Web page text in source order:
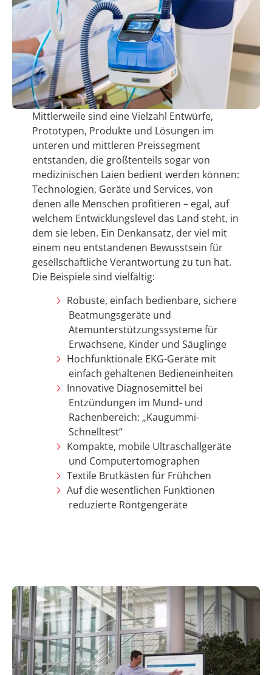
Mittlerweile sind eine Vielzahl Entwürfe,
Prototypen, Produkte und Lösungen im
unteren und mittleren Preissegment
entstanden, die größtenteils sogar von
medizinischen Laien bedient werden können:
Technologien, Geräte und Services, von
denen alle Menschen profitieren – egal, auf
welchem Entwicklungslevel das Land steht, in
dem sie leben. Ein Denkansatz, der viel mit
einem neu entstandenen Bewusstsein für
gesellschaftliche Verantwortung zu tun hat.
Die Beispiele sind vielfältig:
Robuste, einfach bedienbare, sichere
Beatmungsgeräte und
Atemunterstützungssysteme für
Erwachsene, Kinder und Säuglinge
Hochfunktionale EKG-Geräte mit
einfach gehaltenen Bedieneinheiten
Innovative Diagnosemittel bei
Entzündungen im Mund- und
Rachenbereich: „Kaugummi-
Schnelltest“
Kompakte, mobile Ultraschallgeräte
und Computertomographen
Textile Brutkästen für Frühchen
Auf die wesentlichen Funktionen
reduzierte Röntgengeräte